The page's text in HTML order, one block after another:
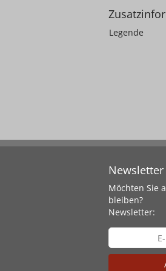
Legende
Newsletter
Möchten Sie
bleiben?
Newsletter: